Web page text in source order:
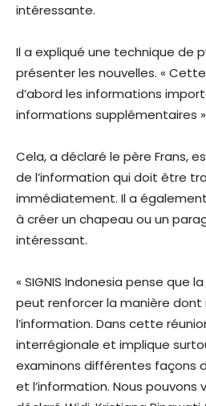
intéressante.
Il a expliqué une technique de
présenter les nouvelles. «
d’abord les informations
informations supplémentaires
Cela, a déclaré le père Frans,
de l’information qui doit être
immédiatement. Il a
à créer un chapeau ou un
intéressant.
« SIGNIS Indonesia pense que
peut renforcer la manière
l’information. Dans cette
interrégionale et implique
examinons différentes façons
et l’information. Nous pouvons